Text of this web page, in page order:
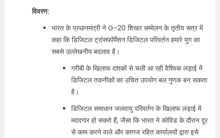
विवरण:
भारत के प्रधानमंत्री ने G-20 शिखर सम्मेलन के तृतीय सत्र में
कहा कि डिजिटल ट्रांसफॉर्मेशन डिजिटल परिवर्तन हमारे युग का
सबसे उल्लेखनीय बदलाव है।
गरीबी के खिलाफ दशकों से चली आ रही वैश्विक लड़ाई में
डिजिटल तकनीकों का उचित उपयोग बल गुणक बन सकता
है।
डिजिटल समाधान जलवायु परिवर्तन के खिलाफ लड़ाई में
मददगार हो सकते हैं, जैसा कि भारत ने कोविड के दौरान दूर
से काम करने वाले और कागज रहित कार्यालयों द्वारा इसे